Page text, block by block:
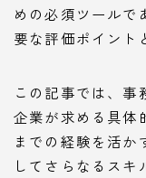
めの必須ツールで
要な評価ポイント
この記事では、事
企業が求める具体
までの経験を活か
してさらなるスキ